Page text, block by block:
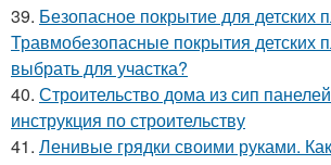
39. Безопасное покрытие для детских
Травмобезопасные покрытия детских
выбрать для участка?
40. Строительство дома из сип
инструкция по строительству
41. Ленивые грядки своими руками.